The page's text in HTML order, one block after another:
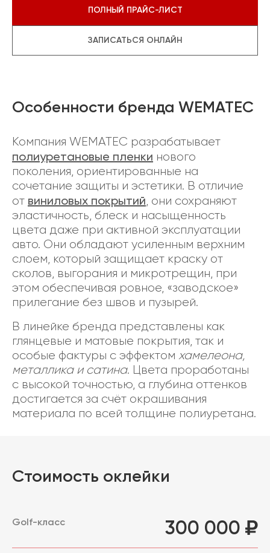
ПОЛНЫЙ ПРАЙС-ЛИСТ
ЗАПИСАТЬСЯ ОНЛАЙН
Особенности бренда WEMATEC
Компания WEMATEC разрабатывает
полиуретановые пленки нового
поколения, ориентированные на
сочетание защиты и эстетики. В отличие
от виниловых покрытий, они сохраняют
эластичность, блеск и насыщенность
цвета даже при активной эксплуатации
авто. Они обладают усиленным верхним
слоем, который защищает краску от
сколов, выгорания и микротрещин, при
этом обеспечивая ровное, «заводское»
прилегание без швов и пузырей.
В линейке бренда представлены как
глянцевые и матовые покрытия, так и
особые фактуры с эффектом хамелеона,
металлика и сатина. Цвета проработаны
с высокой точностью, а глубина оттенков
достигается за счёт окрашивания
материала по всей толщине полиуретана.
Стоимость оклейки
Golf-класс 300 000